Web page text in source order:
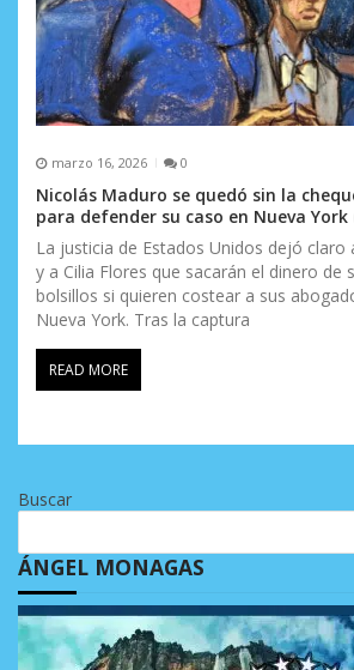
marzo 16, 2026 0
Nicolás Maduro se quedó sin la
para defender su caso en Nueva York
La justicia de Estados Unidos dejó claro
y a Cilia Flores que sacarán el dinero de
bolsillos si quieren costear a sus
Nueva York. Tras la captura
READ MORE
Buscar
ÁNGEL MONAGAS